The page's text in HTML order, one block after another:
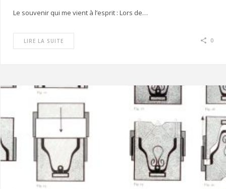
Le souvenir qui me vient à l’esprit : Lors de…
LIRE LA SUITE 0